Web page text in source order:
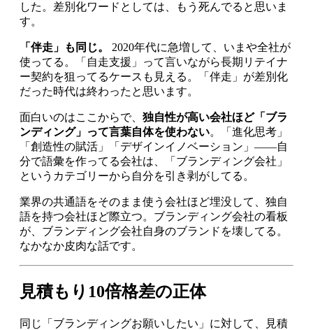
した。差別化ワードとしては、もう死んでると思いま
す。
「伴走」も同じ。
2020年代に急増して、いまや全社が
使ってる。「自走支援」って言いながら長期リテイナ
ー契約を狙ってるケースも見える。「伴走」が差別化
だった時代は終わったと思います。
面白いのはここからで、 独自性が高い会社ほど「ブラ
ンディング」って言葉自体を使わない。「進化思考」
「創造性の賦活」「デザインイノベーション」——自
分で語彙を作ってる会社は、「ブランディング会社」
というカテゴリーから自分を引き剥がしてる。
業界の共通語をそのまま使う会社ほど埋没して、独自
語を持つ会社ほど際立つ。ブランディング会社の看板
が、ブランディング会社自身のブランドを壊してる。
なかなか皮肉な話です。
見積もり10倍格差の正体
同じ「ブランディングお願いしたい」に対して、見積